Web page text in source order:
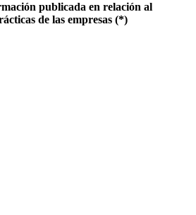
publicada en relación al
de las empresas (*)